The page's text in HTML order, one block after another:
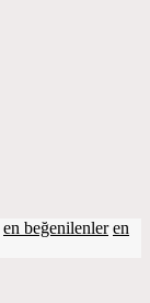
en beğenilenler en